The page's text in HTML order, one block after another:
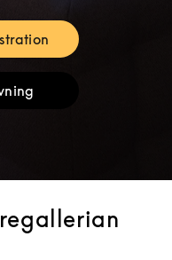
in New Tab
in New Tab